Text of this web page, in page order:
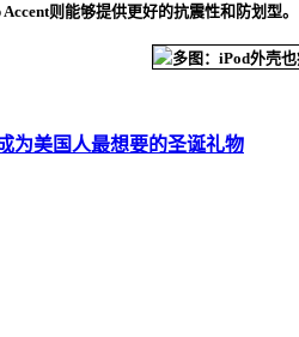
则能够提供更好的抗震性和防划型。
为美国人最想要的圣诞礼物